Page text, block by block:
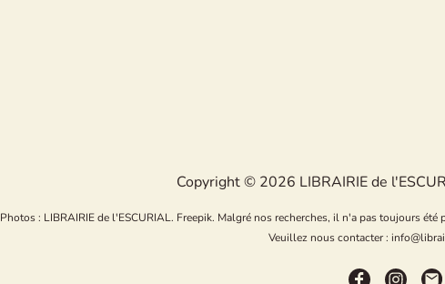
Copyright © 2026 LIBRAIRIE de
Photos : LIBRAIRIE de l'ESCURIAL. Freepik. Malgré nos recherches, il n'a pas toujours
Veuillez nous contacter :